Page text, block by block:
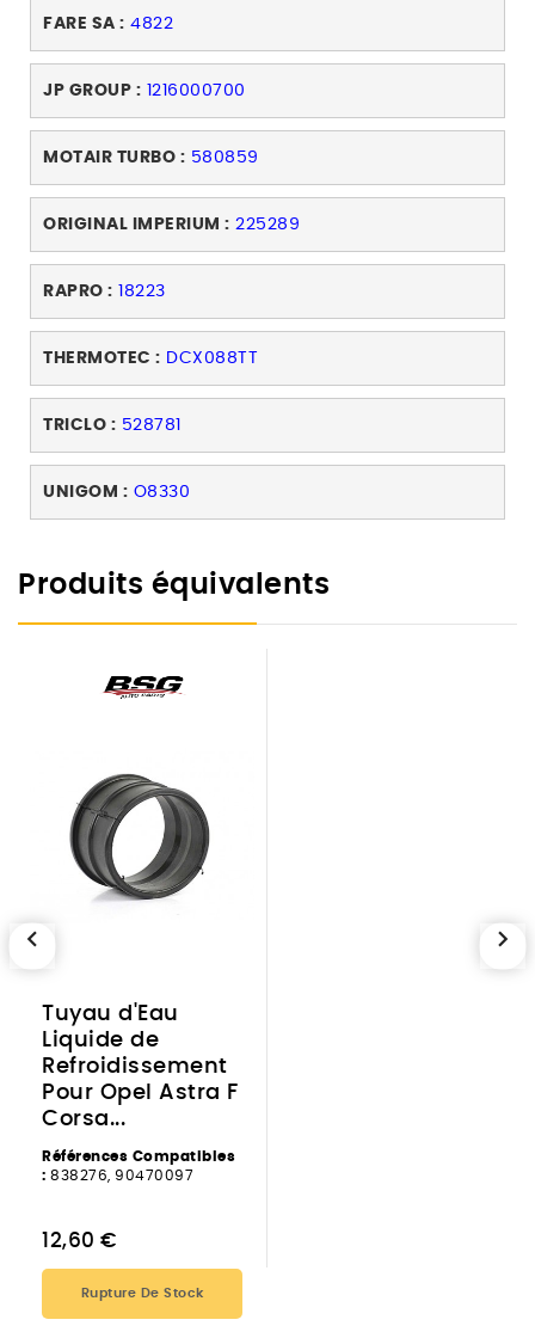
FARE SA : 4822
JP GROUP : 1216000700
MOTAIR TURBO : 580859
ORIGINAL IMPERIUM : 225289
RAPRO : 18223
THERMOTEC : DCX088TT
TRICLO : 528781
UNIGOM : O8330
Produits équivalents
Tuyau d'Eau
Liquide de
Refroidissement
Pour Opel Astra F
Corsa...
Références Compatibles
: 838276, 90470097
12,60 €
Rupture De Stock
chevron_left chevron_right